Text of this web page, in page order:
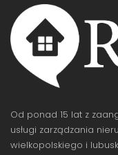
Od ponad 15 lat z
usługi zarządzania
wielkopolskiego i